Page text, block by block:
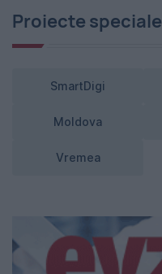
Proiecte speciale
SmartDigi
Moldova
Vremea